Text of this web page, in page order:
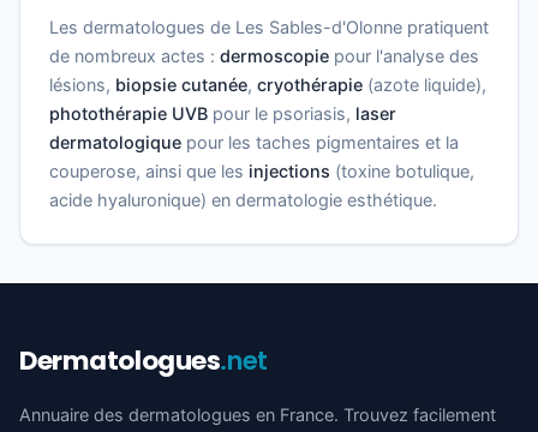
Les dermatologues de Les Sables-d'Olonne pratiquent
de nombreux actes : dermoscopie pour l'analyse des
lésions, biopsie cutanée, cryothérapie (azote liquide),
photothérapie UVB pour le psoriasis, laser
dermatologique pour les taches pigmentaires et la
couperose, ainsi que les injections (toxine botulique,
acide hyaluronique) en dermatologie esthétique.
Dermatologues.net
Annuaire des dermatologues en France. Trouvez facilement